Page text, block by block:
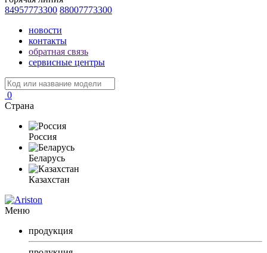
84957773300 88007773300
новости
контакты
обратная связь
сервисные центры
0
Страна
Россия
Беларусь
Казахстан
Меню
продукция